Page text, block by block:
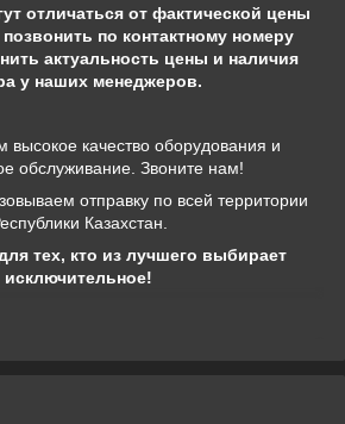
отличаться от фактической цены
по контактному номеру
актуальность цены и наличия
у наших менеджеров.
высокое качество оборудования и
обслуживание. Звоните нам!
отправку по всей территории
Казахстан.
тех, кто из лучшего выбирает
исключительное!